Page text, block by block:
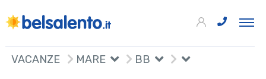
VACANZE MARE BB